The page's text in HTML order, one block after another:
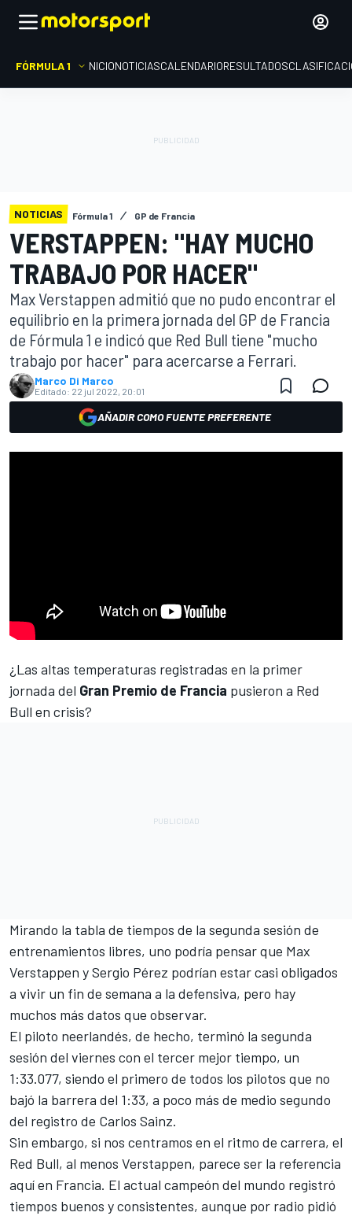
FÓRMULA 1 INICIONOTICIASCALENDARIORESULTADOS
NOTICIAS Fórmula 1 GP de Francia
VERSTAPPEN: "HAY MUCHO
TRABAJO POR HACER"
Max Verstappen admitió que no pudo encontrar el
equilibrio en la primera jornada del GP de Francia
de Fórmula 1 e indicó que Red Bull tiene "mucho
trabajo por hacer" para acercarse a Ferrari.
Marco Di Marco
Editado: 22 jul 2022, 20:01
AÑADIR COMO FUENTE PREFERENTE
¿Las altas temperaturas registradas en la primer
jornada del Gran Premio de Francia pusieron a Red
Bull en crisis?
Mirando la tabla de tiempos de la segunda sesión de
entrenamientos libres, uno podría pensar que Max
Verstappen ySergio Pérez podrían estar casi obligados
a vivir un fin de semana a la defensiva, pero hay
muchos más datos que observar.
El piloto neerlandés, de hecho, terminó la segunda
sesión del viernes con el tercer mejor tiempo, un
1:33.077, siendo el primero de todos los pilotos que no
bajó la barrera del 1:33, a poco más de medio segundo
del registro de Carlos Sainz.
Sin embargo, si nos centramos en el ritmo de carrera, el
Red Bull, al menos Verstappen, parece ser la referencia
aquí en Francia. El actual campeón del mundo registró
tiempos buenos y consistentes, aunque por radio pidió